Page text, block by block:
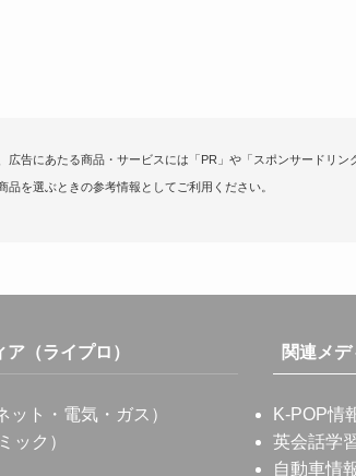
告にあたる商品・サービスには「PR」や「スポンサードリン
を選ぶときの参考情報としてご利用ください。
（ライプロ）
ット・電気・ガス）
ック）
関連メデ
K-POP情
英会話学
自動車情